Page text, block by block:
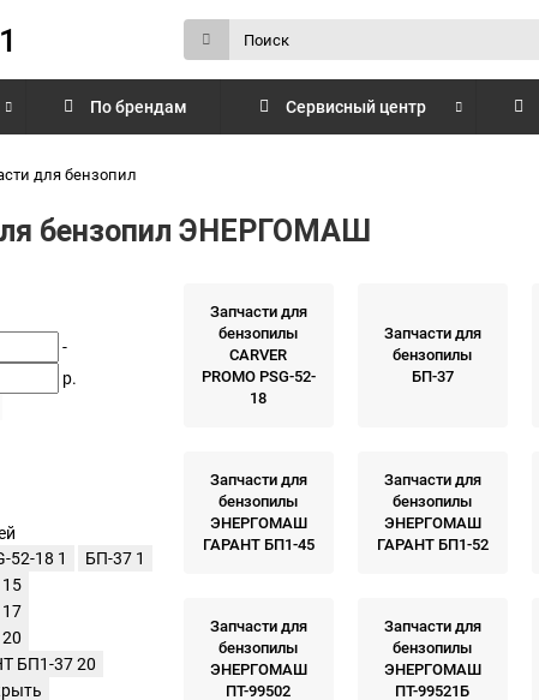
По брендам Сервисный центр
для бензопил
бензопил ЭНЕРГОМАШ
-
р.
52-18 1 БП-37 1
15
17
20
БП1-3720
Запчасти для
бензопилы
CARVER
PROMO PSG-52-
18
Запчасти для
бензопилы
БП-37
Запчасти для
бензопилы
ЭНЕРГОМАШ
ГАРАНТ БП1-45
Запчасти для
бензопилы
ЭНЕРГОМАШ
ГАРАНТ БП1-52
Запчасти для
бензопилы
ЭНЕРГОМАШ
ПТ-99502
Запчасти для
бензопилы
ЭНЕРГОМАШ
ПТ-99521Б